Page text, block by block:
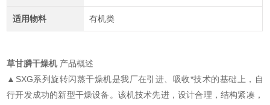
适用物料 有机类
草甘膦干燥机​ 产品概述
▲SXG系列旋转闪蒸干燥机是我厂在引进、吸收*技术的基础上，自
行开发成功的新型干燥设备。该机技术先进，设计合理，结构紧凑，